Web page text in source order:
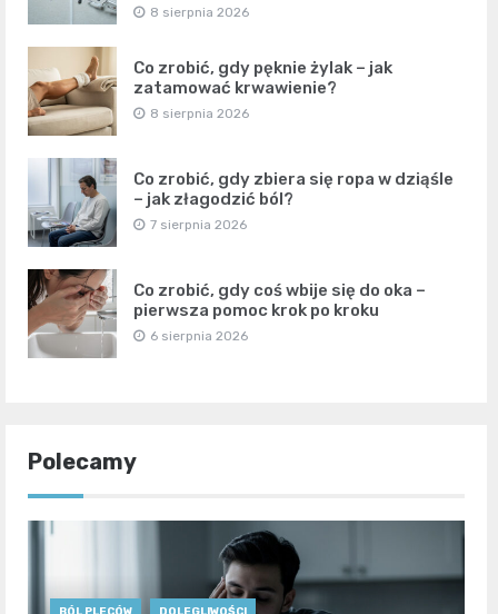
8 sierpnia 2026
Co zrobić, gdy pęknie żylak – jak
zatamować krwawienie?
8 sierpnia 2026
Co zrobić, gdy zbiera się ropa w dziąśle
– jak złagodzić ból?
7 sierpnia 2026
Co zrobić, gdy coś wbije się do oka –
pierwsza pomoc krok po kroku
6 sierpnia 2026
Polecamy